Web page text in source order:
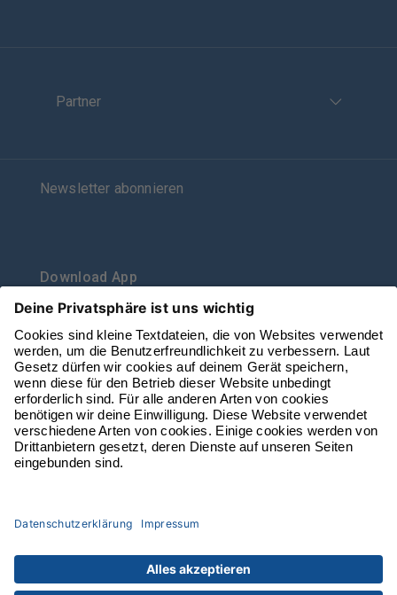
Partner
Newsletter abonnieren
Download App
vbl auf Social Media
VBL auf Facebook folgen
VBL auf Youtube folgen
VBL auf Instagram folgen
VBL auf Linkedin
© 2026 Verkehrsbetriebe Luzern AG